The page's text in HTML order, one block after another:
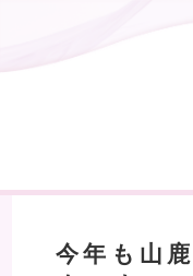
今年も山